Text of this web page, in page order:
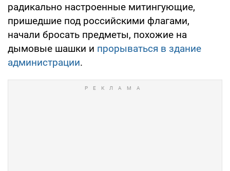
радикально настроенные митингующие,
пришедшие под российскими флагами,
начали бросать предметы, похожие на
дымовые шашки и прорываться в здание
администрации.